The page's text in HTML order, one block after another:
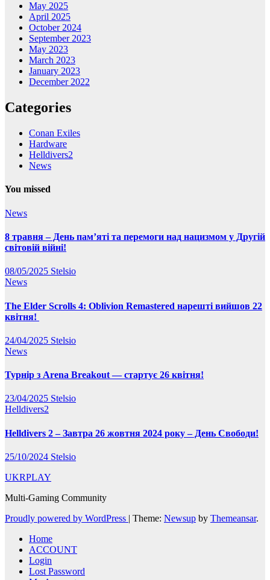
May 2025
April 2025
October 2024
September 2023
May 2023
March 2023
January 2023
December 2022
Categories
Conan Exiles
Hardware
Helldivers2
News
You missed
News
8 травня – День пам’яті та перемоги над нацизмом у Другій
світовій війні!
08/05/2025 Stelsio
News
The Elder Scrolls 4: Oblivion Remastered нарешті вийшов 22
квітня!
24/04/2025 Stelsio
News
Турнір з Arena Breakout — стартує 26 квітня!
23/04/2025 Stelsio
Helldivers2
Helldivers 2 – Завтра 26 жовтня 2024 року – День Свободи!
25/10/2024 Stelsio
UKRPLAY
Multi-Gaming Community
Proudly powered by WordPress | Theme: Newsup by Themeansar.
Home
ACCOUNT
Login
Lost Password